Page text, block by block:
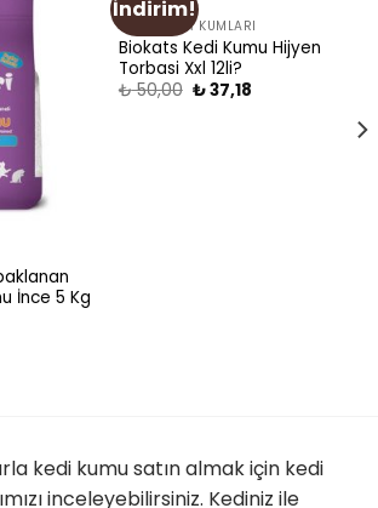
wishlist
İnce 5 Kg
İndirim!
wishlist
DOĞAL KEDI KUMLARI
Biokats Kedi Kumu Hijyen
Torbasi Xxl 12li?
₺50,00 ₺37,18
kedi kumu satın almak için kedi
inceleyebilirsiniz. Kediniz ile